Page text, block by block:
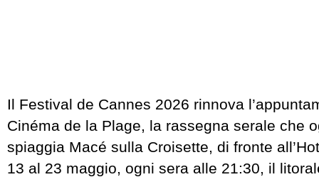
Il Festival de Cannes 2026 rinnova
Cinéma de la Plage, la rassegna serale che
spiaggia Macé sulla Croisette, di fronte
13 al 23 maggio, ogni sera alle 21:30, il